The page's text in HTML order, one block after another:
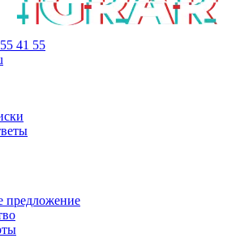
41 55
предложение